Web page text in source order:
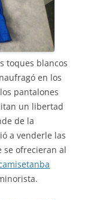
toques blancos
en los
pantalones
un libertad
de la
a venderle las
se ofrecieran al